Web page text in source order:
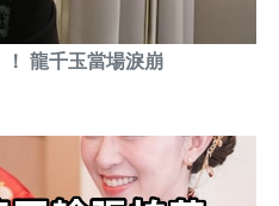
龍千玉當場淚崩